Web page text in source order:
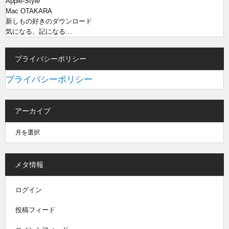
Mac OTAKARA
新しもの好きのダウンロード
気になる、記になる…
プライバシーポリシー
プライバシーポリシー
アーカイブ
メタ情報
ログイン
投稿フィード